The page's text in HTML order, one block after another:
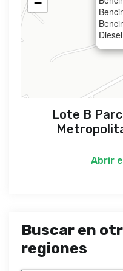
Lote B
Abrir
Buscar en
regiones